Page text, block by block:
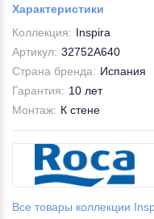
Характеристики
Коллекция: Inspira
Артикул: 32752A640
Страна бренда: Испания
Гарантия: 10 лет
Монтаж: К стене
Все товары коллекции